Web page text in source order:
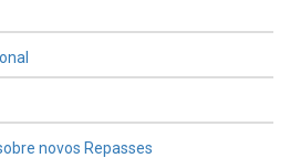
novos Repasses